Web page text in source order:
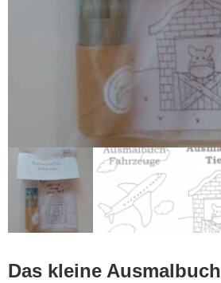
Das kleine Ausmalbuch